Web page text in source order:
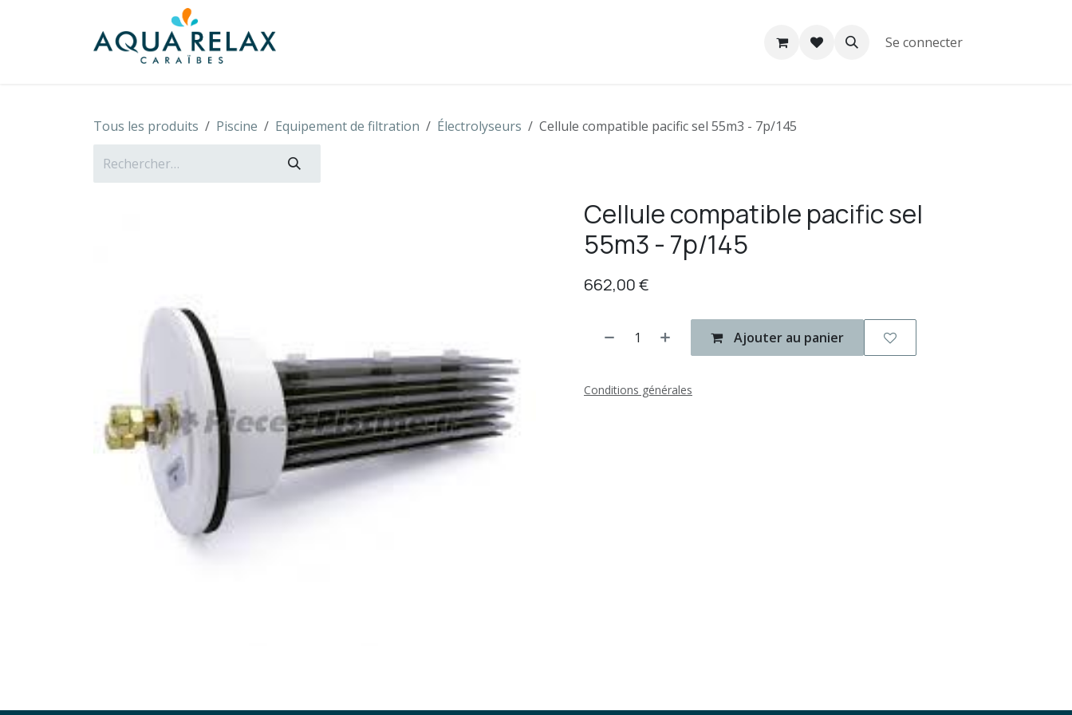
Se connecter
Tous les produits Piscine Equipement de filtration Électrolyseurs Cellule compatible pacific sel 55m3 - 7p/145
Cellule compatible pacific sel
55m3 - 7p/145
662,00€
Ajouter au panier
Conditions générales